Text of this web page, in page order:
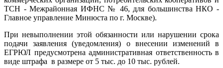
ТСН - Межрайонная ИФНС № 46, для большинства НКО -
Главное управление Минюста по г. Москве).
При невыполнении этой обязанности или нарушении срока
подачи заявления (уведомления) о внесении изменений в
ЕГРЮЛ предусмотрена административная ответственность в
виде штрафа в размере от 5 тыс. до 10 тыс. рублей.